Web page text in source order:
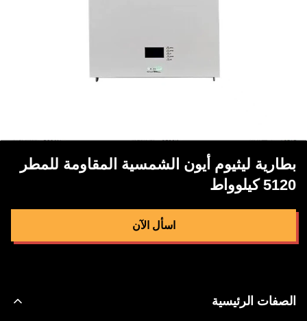
بطارية ليثيوم أيون الشمسية المقاومة للمطر
5120 كيلوواط
اسأل الآن
الصفات الرئيسية